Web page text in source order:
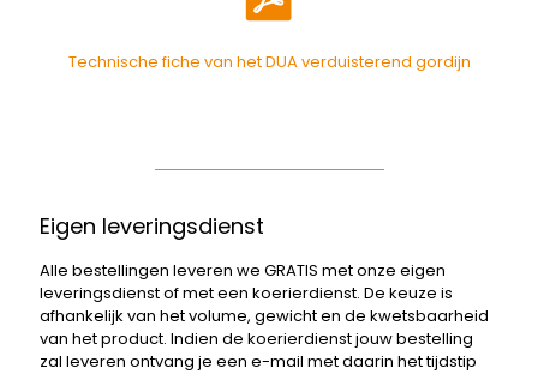
Technische fiche van het DUA verduisterend gordijn
Eigen leveringsdienst
Alle bestellingen leveren we GRATIS met onze eigen
leveringsdienst of met een koerierdienst. De keuze is
afhankelijk van het volume, gewicht en de kwetsbaarheid
van het product. Indien de koerierdienst jouw bestelling
zal leveren ontvang je een e-mail met daarin het tijdstip